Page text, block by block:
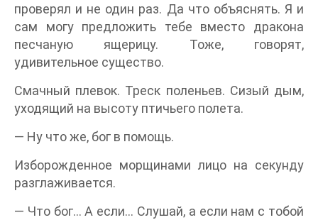
проверял и не один раз. Да что объяснять. Я и
сам могу предложить тебе вместо дракона
песчаную ящерицу. Тоже, говорят,
удивительное существо.
Смачный плевок. Треск поленьев. Сизый дым,
уходящий на высоту птичьего полета.
— Ну что же, бог в помощь.
Изборожденное морщинами лицо на секунду
разглаживается.
— Что бог… А если… Слушай, а если нам с тобой